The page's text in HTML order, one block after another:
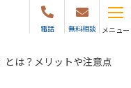
電話 無料相談 メニュー
は？メリットや注意点